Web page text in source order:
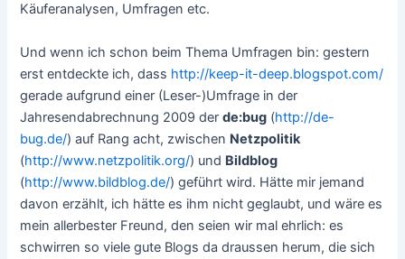
Käuferanalysen, Umfragen etc.
Und wenn ich schon beim Thema Umfragen bin: gestern
erst entdeckte ich, dass http://keep-it-deep.blogspot.com/
gerade aufgrund einer (Leser-)Umfrage in der
Jahresendabrechnung 2009 derde:bug (http://de-
bug.de/) auf Rang acht, zwischen Netzpolitik
(http://www.netzpolitik.org/) und Bildblog
(http://www.bildblog.de/) geführt wird. Hätte mir jemand
davon erzählt, ich hätte es ihm nicht geglaubt, und wäre es
mein allerbester Freund, den seien wir mal ehrlich: es
schwirren so viele gute Blogs da draussen herum, die sich